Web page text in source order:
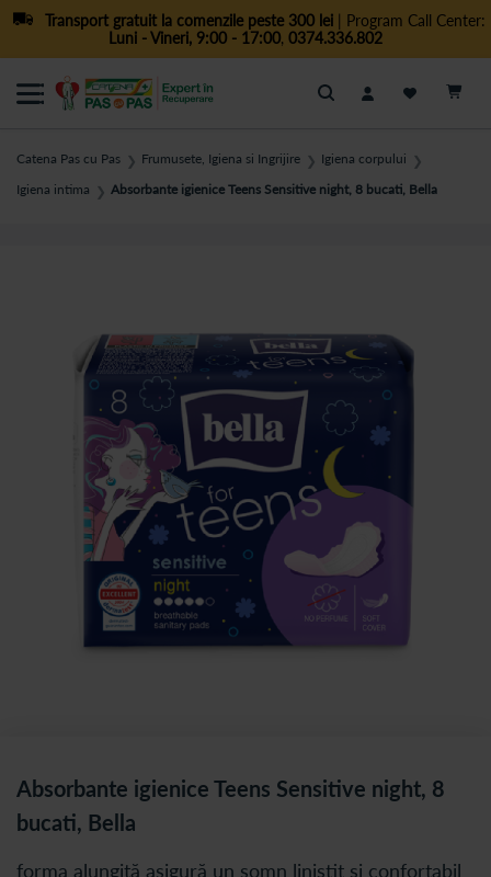
Transport gratuit la comenzile peste 300 lei| Program Call Center:
Luni - Vineri, 9:00 - 17:00, 0374.336.802
Cautare
Catena Pas cu Pas ❯ Frumusete, Igiena si Ingrijire ❯ Igiena corpului ❯
Igiena intima ❯ Absorbante igienice Teens Sensitive night, 8 bucati, Bella
Absorbante igienice Teens Sensitive night, 8
bucati, Bella
forma alungită asigură un somn liniştit şi confortabil